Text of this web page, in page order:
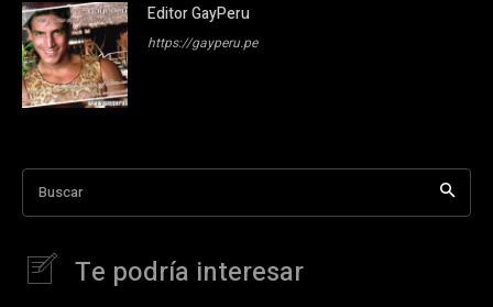
Editor GayPeru
https://gayperu.pe
Buscar
Te podría interesar